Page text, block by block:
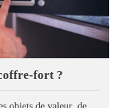
fort ?